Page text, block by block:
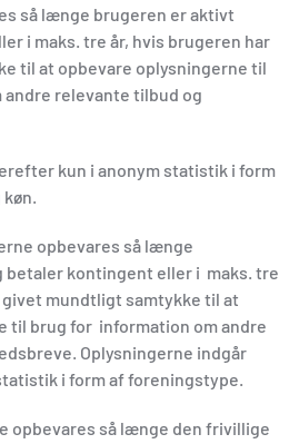
så længe brugeren er aktivt
i maks. tre år, hvis brugeren har
til at opbevare oplysningerne til
relevante tilbud og
kun i anonym statistik i form
opbevares så længe
betaler kontingent eller i maks. tre
mundtligt samtykke til at
til brug for information om andre
Oplysningerne indgår
i form af foreningstype.
opbevares så længe den frivillige